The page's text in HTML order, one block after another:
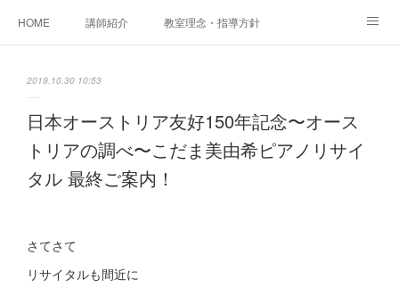
HOME 講師紹介 教室理念・指導方針
ご相談・体験レッスンお申し込み
アクセス 演奏スケジュール
2019.10.30 10:53
日本オーストリア友好150年記念〜オース
トリアの調べ〜こだま美由希ピアノリサイ
タル 最終ご案内！
さてさて
リサイタルも間近に